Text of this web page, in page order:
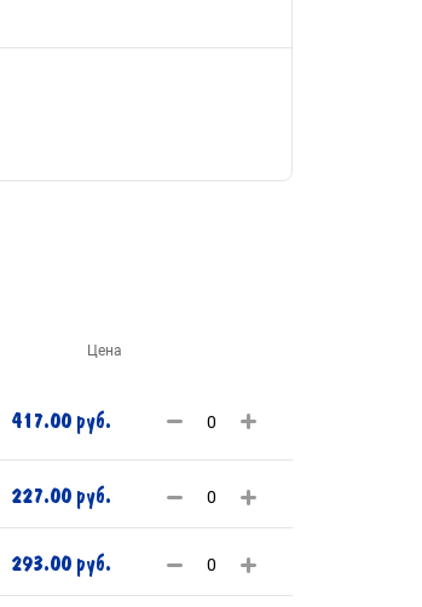
Цена
417.00 руб.
227.00 руб.
293.00 руб.